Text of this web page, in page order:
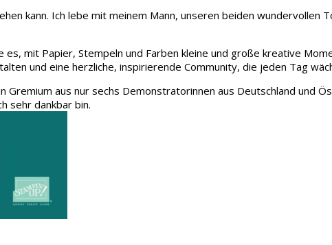
kann. Ich lebe mit meinem Mann, unseren beiden wundervollen
mit Papier, Stempeln und Farben kleine und große kreative
und eine herzliche, inspirierende Community, die jeden Tag
Gremium aus nur sechs Demonstratorinnen aus Deutschland und
sehr dankbar bin.